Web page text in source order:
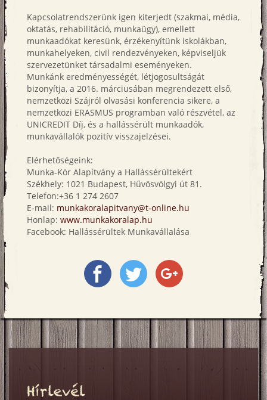
Kapcsolatrendszerünk igen kiterjedt (szakmai, média,
oktatás, rehabilitáció, munkaügy), emellett
munkaadókat keresünk, érzékenyítünk iskolákban,
munkahelyeken, civil rendezvényeken, képviseljük
szervezetünket társadalmi eseményeken.
Munkánk eredményességét, létjogosultságát
bizonyítja, a 2016. márciusában megrendezett első,
nemzetközi Szájról olvasási konferencia sikere, a
nemzetközi ERASMUS programban való részvétel, az
UNICREDIT Díj, és a hallássérült munkaadók,
munkavállalók pozitív visszajelzései.
Elérhetőségeink:
Munka-Kör Alapítvány a Hallássérültekért
Székhely: 1021 Budapest, Hűvösvölgyi út 81.
Telefon:+36 1 274 2607
E-mail: munkakoralapitvany@t-online.hu
Honlap: www.munkakoralap.hu
Facebook: Hallássérültek Munkavállalása
a
Facebookon
a
Twitter-
a
Google+
Hírlevél